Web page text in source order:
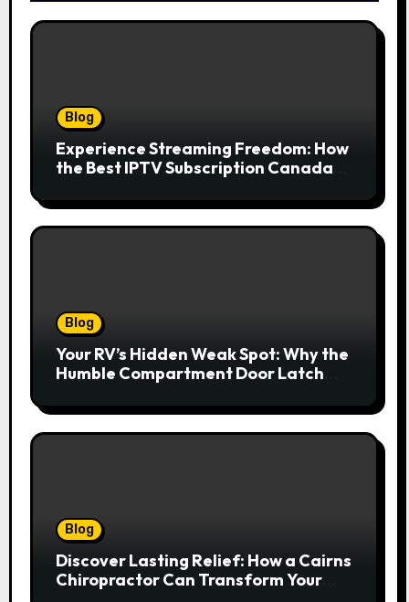
Blog
Experience Streaming Freedom: How
the Best IPTV Subscription Canada
Blog
Your RV’s Hidden Weak Spot: Why the
Humble Compartment Door Latch
Blog
Discover Lasting Relief: How a Cairns
Chiropractor Can Transform Your